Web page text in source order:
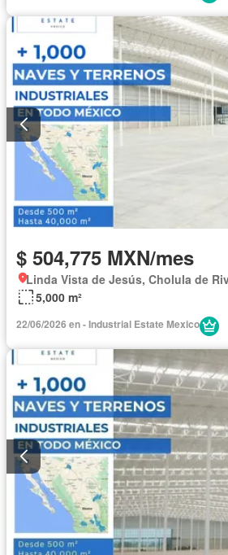
$ 504,775 MXN/mes
Linda Vista de Jesús, Cholula de
5,000 m²
22/06/2026 en - Industrial Estate Mexico